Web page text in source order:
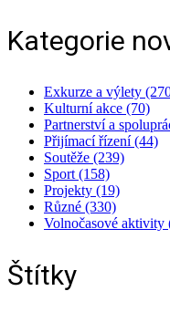
Kategorie
Exkurze a výlety
Kulturní akce (70)
Partnerství a
Přijímací řízení (44)
Soutěže (239)
Sport (158)
Projekty (19)
Různé (330)
Volnočasové aktivity
Štítky